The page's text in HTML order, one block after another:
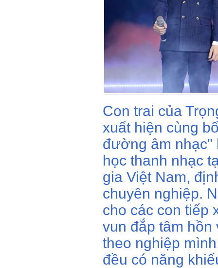
Con trai của
xuất hiện cùng
đường âm nhạc"
học thanh nhạc
gia Việt Nam,
chuyên nghiệp.
cho các con tiếp
vun đắp tâm hồn
theo nghiệp
đều có năng